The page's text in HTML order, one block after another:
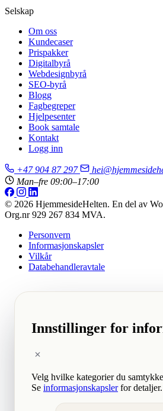
Selskap
Om oss
Kundecaser
Prispakker
Digitalbyrå
Webdesignbyrå
SEO-byrå
Blogg
Fagbegreper
Hjelpesenter
Book samtale
Kontakt
Logg inn
+47 904 87 297
Man–fre 09:00–17:00
© 2026 HjemmesideHelten. En del av
Org.nr 929 267 834 MVA.
Personvern
Informasjonskapsler
Vilkår
Databehandleravtale
Innstillinger for
Velg hvilke kategorier du
Se informasjonskapslerfor detaljer.